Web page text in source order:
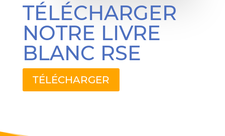
TÉLÉCHARGER
NOTRE LIVRE
BLANC RSE
TÉLÉCHARGER